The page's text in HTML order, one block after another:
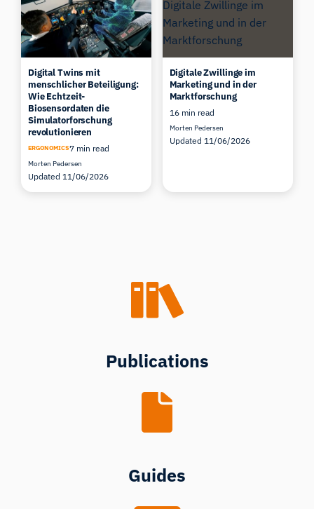
Digital Twins mit
menschlicher Beteiligung:
Wie Echtzeit-
Biosensordaten die
Simulatorforschung
revolutionieren
ERGONOMICS7 min read
Morten Pedersen
Updated 11/06/2026
Digitale Zwillinge im
Marketing und in der
Marktforschung
16 min read
Morten Pedersen
Updated 11/06/2026
Publications
Guides